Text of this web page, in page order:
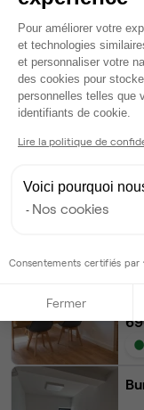
Ma sélection de
3
Modifier
Plateforme
Pour améliorer votre
et technologies
et personnaliser votre
des cookies pour
personnelles telles que
identifiants de cookie.
Lire la politique de
Voici pourquoi
Nos cookies
Consentements certifiés par
Fermer